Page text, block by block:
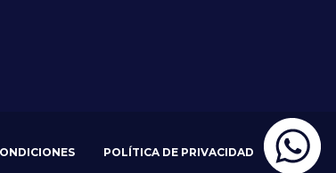
POLÍTICA DE PRIVACIDAD